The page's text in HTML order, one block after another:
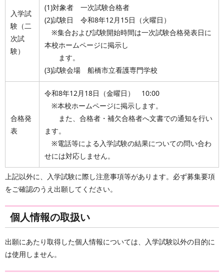
入学試
験（二
次試
験）
(1)対象者 一次試験合格者
(2)試験日 令和8年12月15日（火曜日）
※集合および試験開始時間は一次試験合格発表日に
本校ホームページに掲示し
ます。
(3)試験会場 船橋市立看護専門学校
合格発
表
令和8年12月18日（金曜日） 10:00
※本校ホームページに掲示します。
また、合格者・補欠合格者へ文書での通知を行い
ます。
※電話等による入学試験の結果についての問い合わ
せには対応しません。
上記以外に、入学試験に際し注意事項等があります。必ず募集要項
をご確認のうえ出願してください。
個人情報の取扱い
出願にあたり取得した個人情報については、入学試験以外の目的に
は使用しません。